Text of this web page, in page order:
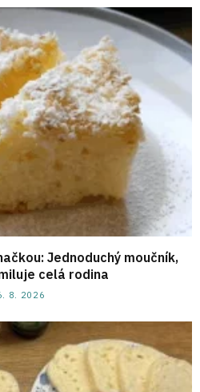
Jednoduchý moučník,
celá rodina
8. 2026